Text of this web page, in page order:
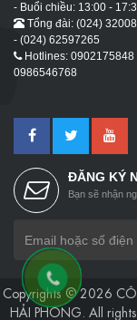
- Buổi chiều: 13:00 -
Tổng đài: (024)
- (024) 62597265
Hotlines: 0902175848
0986546768
ĐĂNG KÝ
Bạn sẽ nhận
Copyrights © 2026
HẢI PHONG. All